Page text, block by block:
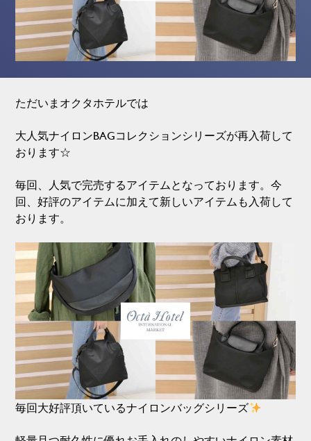
ただいまオクタホテルでは
大人気ナイロンBAGコレクションシリーズが再入荷して
おります☆
毎回、人気で完売するアイテムとなっております。今
回、好評のアイテムに加えて新しいアイテムも入荷して
おります。
毎回大好評頂いているナイロンバッグシリーズ